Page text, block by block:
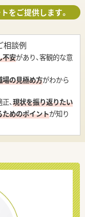
をご提供します。
相談例
不安があり、客観的な意
の見極め方がわから
、現状を振り返りたい
めのポイントが知り